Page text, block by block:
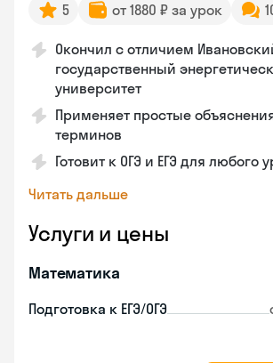
5 от 1880 ₽ за урок
Окончил с отличием
государственный
университет
Применяет простые
терминов
Готовит к ОГЭ и ЕГЭ для любого
Читать дальше
Услуги и цены
Математика
Подготовка к ЕГЭ/ОГЭ